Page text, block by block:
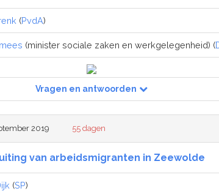
(PvdA)
(minister sociale zaken en werkgelegenheid) (
Vragen en antwoorden
2019 55 dagen
van arbeidsmigranten in Zeewolde
(SP)